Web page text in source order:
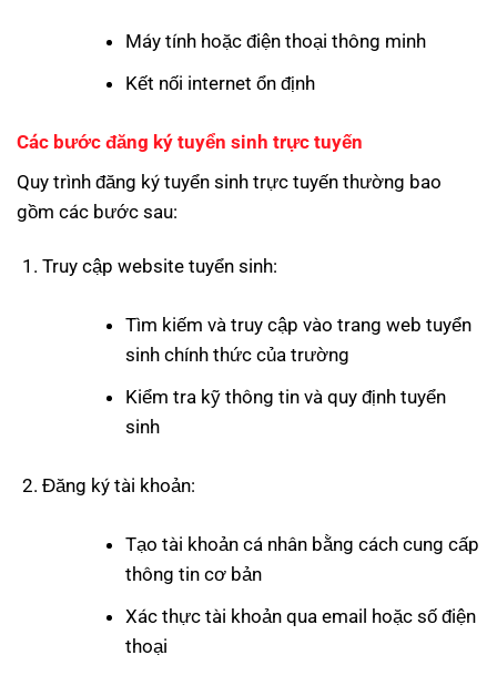
Máy tính hoặc điện thoại thông minh
Kết nối internet ổn định
Các bước đăng ký tuyển sinh trực tuyến
Quy trình đăng ký tuyển sinh trực tuyến thường bao
gồm các bước sau:
Truy cập website tuyển sinh:
Tìm kiếm và truy cập vào trang web tuyển
sinh chính thức của trường
Kiểm tra kỹ thông tin và quy định tuyển
sinh
Đăng ký tài khoản:
Tạo tài khoản cá nhân bằng cách cung cấp
thông tin cơ bản
Xác thực tài khoản qua email hoặc số điện
thoại